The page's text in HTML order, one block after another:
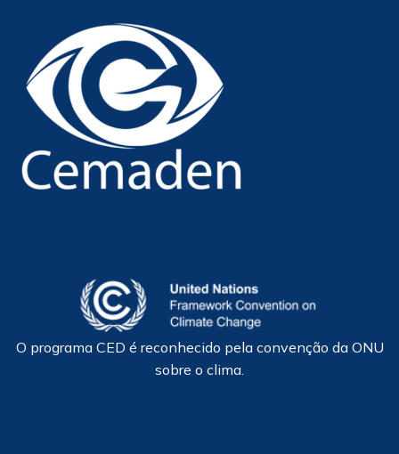
O programa CED é reconhecido pela convenção da ONU
sobre o clima.